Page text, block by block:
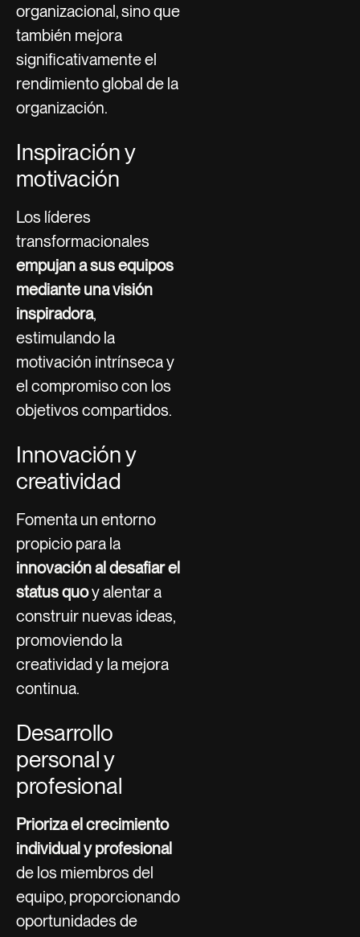
organizacional, sino que
también mejora
significativamente el
rendimiento global de la
organización.
Inspiración y
motivación
Los líderes
transformacionales
empujan a sus equipos
mediante una visión
inspiradora,
estimulando la
motivación intrínseca y
el compromiso con los
objetivos compartidos.
Innovación y
creatividad
Fomenta un entorno
propicio para la
innovación al desafiar el
status quoy alentar a
construir nuevas ideas,
promoviendo la
creatividad y la mejora
continua.
Desarrollo
personal y
profesional
Prioriza el crecimiento
individual y profesional
de los miembros del
equipo, proporcionando
oportunidades de